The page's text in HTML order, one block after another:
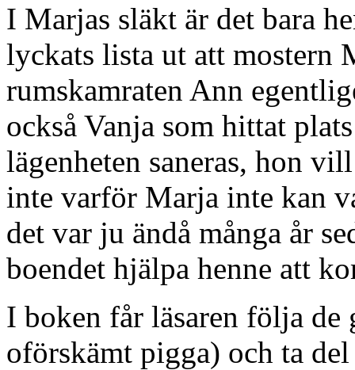
I Marjas släkt är det bara
lyckats lista ut att mostern
rumskamraten Ann
också Vanja som hittat
lägenheten saneras, hon
inte varför Marja inte kan
det var ju ändå många år
boendet hjälpa henne att
I boken får läsaren följa de
oförskämt pigga) och ta